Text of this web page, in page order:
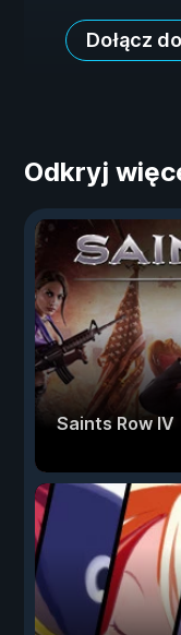
Dołącz
Odkryj
Saints Row IV